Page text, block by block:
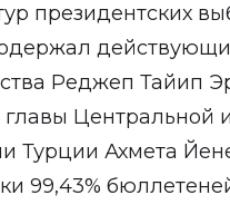
президентских
Реджеп Тайип
Центральной
Турции Ахмета
99,43%